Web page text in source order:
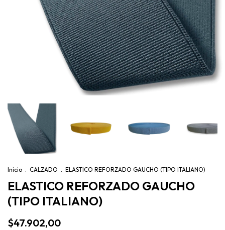
Inicio . CALZADO . ELASTICO REFORZADO GAUCHO (TIPO ITALIANO)
ELASTICO REFORZADO GAUCHO
(TIPO ITALIANO)
$47.902,00